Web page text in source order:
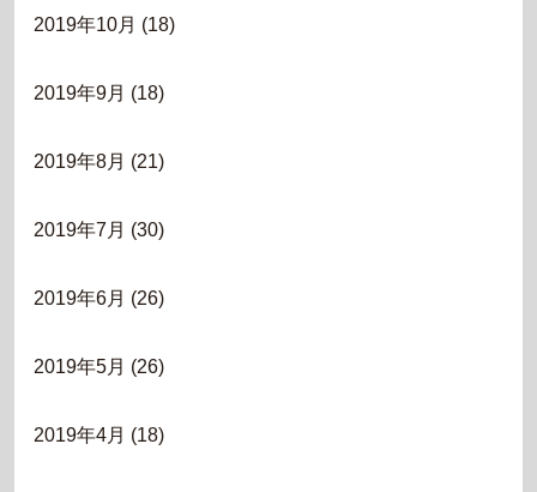
2019年10月 (18)
2019年9月 (18)
2019年8月 (21)
2019年7月 (30)
2019年6月 (26)
2019年5月 (26)
2019年4月 (18)